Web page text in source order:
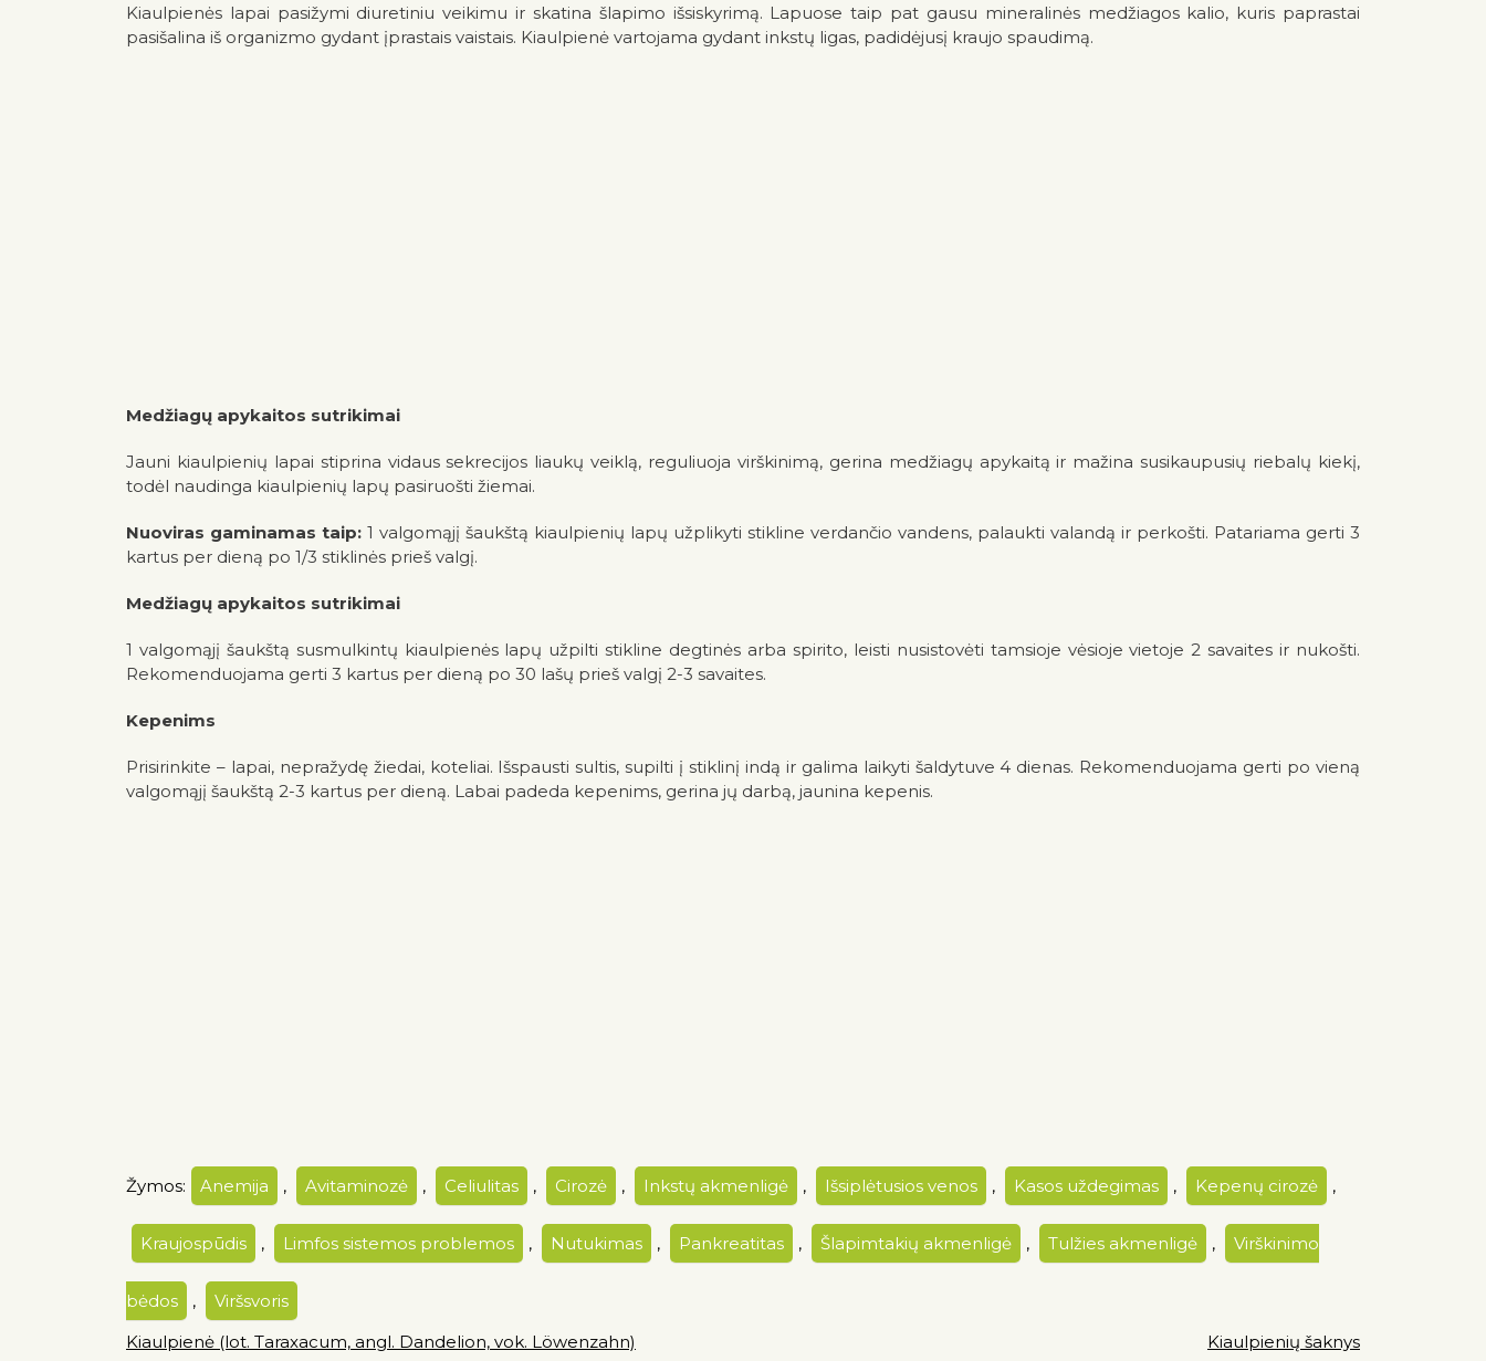
Kiaulpienės lapai pasižymi diuretiniu veikimu ir skatina šlapimo išsiskyrimą. Lapuose taip pat gausu mineralinės medžiagos kalio, kuris paprastai
pasišalina iš organizmo gydant įprastais vaistais. Kiaulpienė vartojama gydant inkstų ligas, padidėjusį kraujo spaudimą.
Medžiagų apykaitos sutrikimai
Jauni kiaulpienių lapai stiprina vidaus sekrecijos liaukų veiklą, reguliuoja virškinimą, gerina medžiagų apykaitą ir mažina susikaupusių riebalų kiekį,
todėl naudinga kiaulpienių lapų pasiruošti žiemai.
Nuoviras gaminamas taip: 1 valgomąjį šaukštą kiaulpienių lapų užplikyti stikline verdančio vandens, palaukti valandą ir perkošti. Patariama gerti 3
kartus per dieną po 1/3 stiklinės prieš valgį.
Medžiagų apykaitos sutrikimai
1 valgomąjį šaukštą susmulkintų kiaulpienės lapų užpilti stikline degtinės arba spirito, leisti nusistovėti tamsioje vėsioje vietoje 2 savaites ir nukošti.
Rekomenduojama gerti 3 kartus per dieną po 30 lašų prieš valgį 2-3 savaites.
Kepenims
Prisirinkite – lapai, nepražydę žiedai, koteliai. Išspausti sultis, supilti į stiklinį indą ir galima laikyti šaldytuve 4 dienas. Rekomenduojama gerti po vieną
valgomąjį šaukštą 2-3 kartus per dieną. Labai padeda kepenims, gerina jų darbą, jaunina kepenis.
Žymos: Anemija , Avitaminozė , Celiulitas , Cirozė , Inkstų akmenligė , Išsiplėtusios venos , Kasos uždegimas , Kepenų cirozė ,
Kraujospūdis , Limfos sistemos problemos , Nutukimas , Pankreatitas , Šlapimtakių akmenligė , Tulžies akmenligė , Virškinimo
bėdos ,
Viršsvoris
Kiaulpienė (lot. Taraxacum, angl. Dandelion, vok. Löwenzahn)
Kiaulpienių šaknys